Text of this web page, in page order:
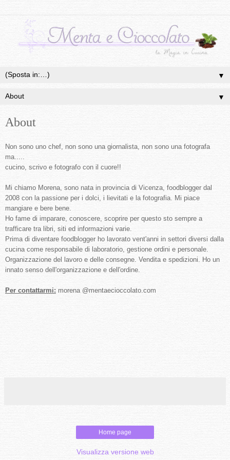
▼
▼
About
Non sono uno chef, non sono una giornalista, non sono una fotografa
ma.....
cucino, scrivo e fotografo con il cuore!!
Mi chiamo Morena, sono nata in provincia di Vicenza, foodblogger dal
2008 con la passione per i dolci, i lievitati e la fotografia. Mi piace
mangiare e bere bene.
Ho fame di imparare, conoscere, scoprire per questo sto sempre a
trafficare tra libri, siti ed informazioni varie.
Prima di diventare foodblogger ho lavorato vent'anni in settori diversi dalla
cucina come responsabile di laboratorio, gestione ordini e personale.
Organizzazione del lavoro e delle consegne. Vendita e spedizioni. Ho un
innato senso dell'organizzazione e dell'ordine.
Per contattarmi: morena @mentaecioccolato.com
Home page
Visualizza versione web